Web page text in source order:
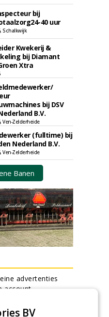
bij
40 uur
Schalkwijk
Kwekerij &
bij Diamant
Xtra
bij DSV
B.V.
Ven-Zelderheide
(fulltime) bij
Nederland B.V.
Ven-Zelderheide
Banen
advertenties
account.
BV